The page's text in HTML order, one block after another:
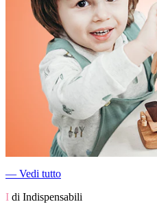
― Vedi tutto
I di Indispensabili